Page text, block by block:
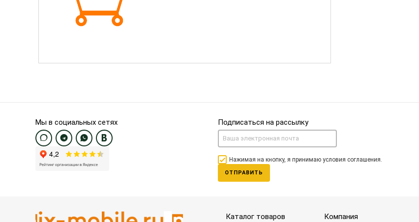
Мы в социальных сетях Подписаться на рассылку
Нажимая на кнопку, я принимаю условия соглашения.
ОТПРАВИТЬ
Каталог товаров Компания